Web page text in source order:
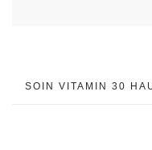
SOIN VITAMIN 30